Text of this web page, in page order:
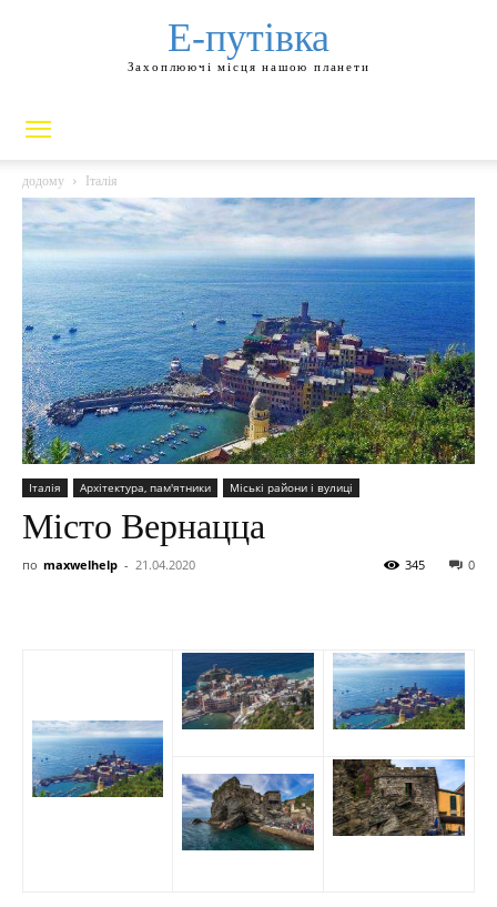
Е-путівка
Захоплюючі місця нашою планети
додому Італія
Італія Архітектура, пам'ятники Міські райони і вулиці
Місто Вернацца
по maxwelhelp - 21.04.2020 0
345